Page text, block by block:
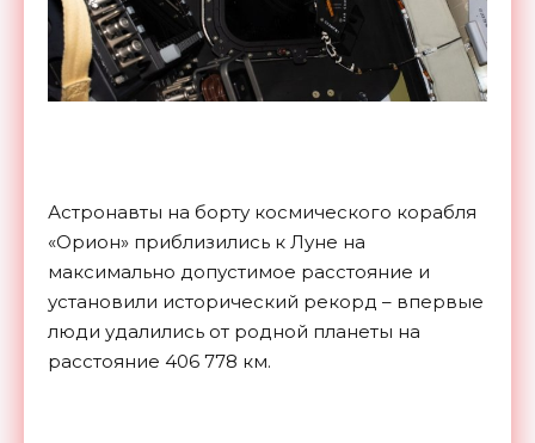
Астронавты на борту космического корабля
«Орион» приблизились к Луне на
максимально допустимое расстояние и
установили исторический рекорд – впервые
люди удалились от родной планеты на
расстояние 406 778 км.